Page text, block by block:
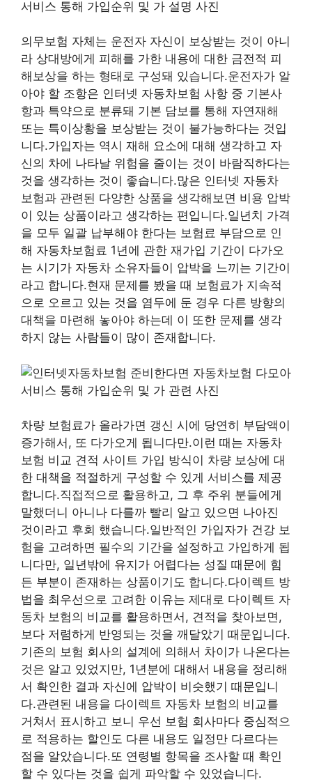
의무보험 자체는 운전자 자신이 보상받는 것이 아니
라 상대방에게 피해를 가한 내용에 대한 금전적 피
해보상을 하는 형태로 구성돼 있습니다.운전자가 알
아야 할 조항은 인터넷 자동차보험 사항 중 기본사
항과 특약으로 분류돼 기본 담보를 통해 자연재해
또는 특이상황을 보상받는 것이 불가능하다는 것입
니다.가입자는 역시 재해 요소에 대해 생각하고 자
신의 차에 나타날 위험을 줄이는 것이 바람직하다는
것을 생각하는 것이 좋습니다.많은 인터넷 자동차
보험과 관련된 다양한 상품을 생각해보면 비용 압박
이 있는 상품이라고 생각하는 편입니다.일년치 가격
을 모두 일괄 납부해야 한다는 보험료 부담으로 인
해 자동차보험료 1년에 관한 재가입 기간이 다가오
는 시기가 자동차 소유자들이 압박을 느끼는 기간이
라고 합니다.현재 문제를 봤을 때 보험료가 지속적
으로 오르고 있는 것을 염두에 둔 경우 다른 방향의
대책을 마련해 놓아야 하는데 이 또한 문제를 생각
하지 않는 사람들이 많이 존재합니다.
차량 보험료가 올라가면 갱신 시에 당연히 부담액이
증가해서, 또 다가오게 됩니다만.이런 때는 자동차
보험 비교 견적 사이트 가입 방식이 차량 보상에 대
한 대책을 적절하게 구성할 수 있게 서비스를 제공
합니다.직접적으로 활용하고, 그 후 주위 분들에게
말했더니 아니나 다를까 빨리 알고 있으면 나아진
것이라고 후회 했습니다.일반적인 가입자가 건강 보
험을 고려하면 필수의 기간을 설정하고 가입하게 됩
니다만, 일년밖에 유지가 어렵다는 성질 때문에 힘
든 부분이 존재하는 상품이기도 합니다.다이렉트 방
법을 최우선으로 고려한 이유는 제대로 다이렉트 자
동차 보험의 비교를 활용하면서, 견적을 찾아보면,
보다 저렴하게 반영되는 것을 깨달았기 때문입니다.
기존의 보험 회사의 설계에 의해서 차이가 나온다는
것은 알고 있었지만, 1년분에 대해서 내용을 정리해
서 확인한 결과 자신에 압박이 비슷했기 때문입니
다.관련된 내용을 다이렉트 자동차 보험의 비교를
거쳐서 표시하고 보니 우선 보험 회사마다 중심적으
로 적용하는 할인도 다른 내용도 일정만 다르다는
점을 알았습니다.또 연령별 항목을 조사할 때 확인
할 수 있다는 것을 쉽게 파악할 수 있었습니다.